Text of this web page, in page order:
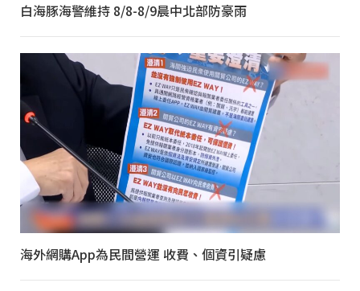
白海豚海警維持 8/8-8/9晨中北部防豪雨
海外網購App為民間營運 收費、個資引疑慮